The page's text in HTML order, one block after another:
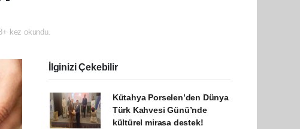
kez okundu.
İlginizi Çekebilir
Kütahya Porselen’den Dünya
Türk Kahvesi Günü’nde
kültürel mirasa destek!